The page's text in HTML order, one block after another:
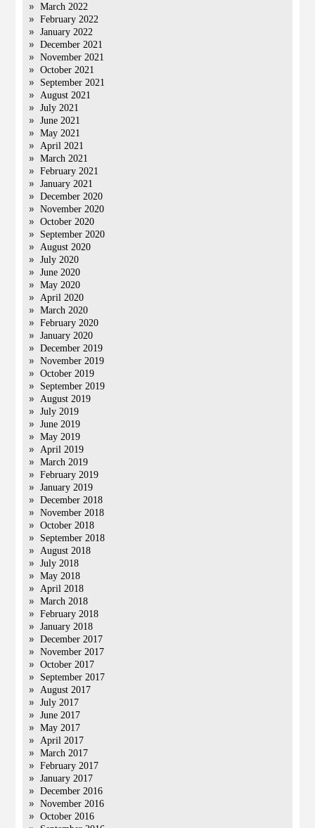
March 2022
February 2022
January 2022
December 2021
November 2021
October 2021
September 2021
August 2021
July 2021
June 2021
May 2021
April 2021
March 2021
February 2021
January 2021
December 2020
November 2020
October 2020
September 2020
August 2020
July 2020
June 2020
May 2020
April 2020
March 2020
February 2020
January 2020
December 2019
November 2019
October 2019
September 2019
August 2019
July 2019
June 2019
May 2019
April 2019
March 2019
February 2019
January 2019
December 2018
November 2018
October 2018
September 2018
August 2018
July 2018
May 2018
April 2018
March 2018
February 2018
January 2018
December 2017
November 2017
October 2017
September 2017
August 2017
July 2017
June 2017
May 2017
April 2017
March 2017
February 2017
January 2017
December 2016
November 2016
October 2016